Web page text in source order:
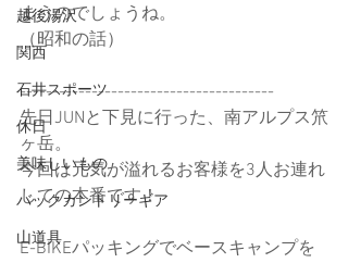
越後湯沢
関西
石井スポーツ
休日
美味しいもの
バックカントリーギア
山道具
まうのでしょうね。
（昭和の話）
---------------------------------------
先日JUNと下見に行った、南アルプス笊
ヶ岳。
今回は元気が溢れるお客様を3人お連れ
しての本番です！
E-BIKEパッキングでベースキャンプを